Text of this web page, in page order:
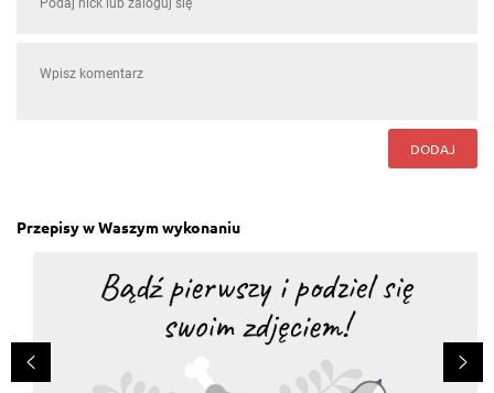
DODAJ
Przepisy w Waszym wykonaniu